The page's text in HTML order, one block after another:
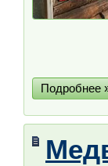
Подробнее